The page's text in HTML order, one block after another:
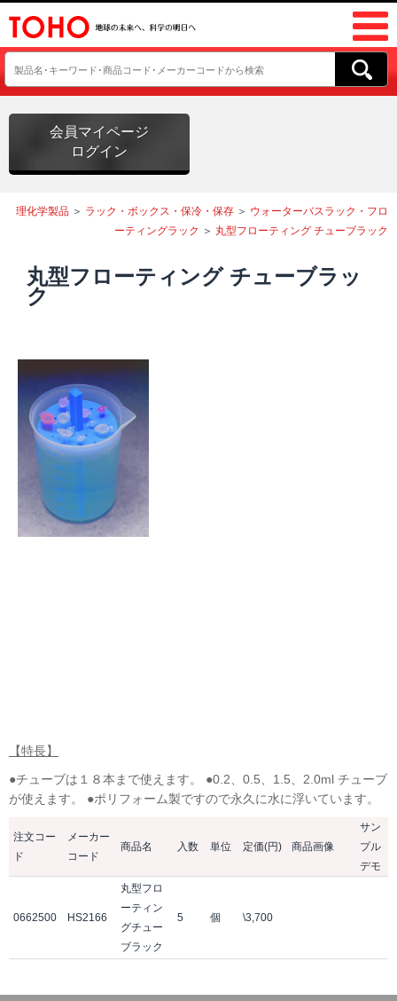
会員マイページ
ログイン
理化学製品 ＞ ラック・ボックス・保冷・保存 ＞ ウォーターバスラック・フロ
ーティングラック ＞ 丸型フローティング チューブラック
丸型フローティング チューブラッ
ク
【特長】
●チューブは１８本まで使えます。 ●0.2、0.5、1.5、2.0ml チューブ
が使えます。 ●ポリフォーム製ですので永久に水に浮いています。
注文コー
ド
メーカー
コード
商品名 入数 単位 定価(円) 商品画像
サン
プル
デモ
0662500 HS2166
丸型フロ
ーティン
グチュー
ブラック
5 個 \3,700